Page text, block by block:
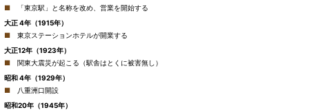
「東京駅」と名称を改め、営業を開始する
大正 4年（1915年）
東京ステーションホテルが開業する
大正12年（1923年）
関東大震災が起こる（駅舎はとくに被害無し）
昭和 4年（1929年）
八重洲口開設
昭和20年（1945年）